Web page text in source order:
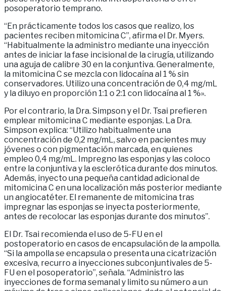
posoperatorio temprano.
“En prácticamente todos los casos que realizo, los
pacientes reciben mitomicina C”, afirma el Dr. Myers.
“Habitualmente la administro mediante una inyección
antes de iniciar la fase incisional de la cirugía, utilizando
una aguja de calibre 30 en la conjuntiva. Generalmente,
la mitomicina C se mezcla con lidocaína al 1 % sin
conservadores. Utilizo una concentración de 0,4 mg/mL
y la diluyo en proporción 1:1 o 2:1 con lidocaína al 1 %».
Por el contrario, la Dra. Simpson y el Dr. Tsai prefieren
emplear mitomicina C mediante esponjas. La Dra.
Simpson explica: “Utilizo habitualmente una
concentración de 0,2 mg/mL, salvo en pacientes muy
jóvenes o con pigmentación marcada, en quienes
empleo 0,4 mg/mL. Impregno las esponjas y las coloco
entre la conjuntiva y la esclerótica durante dos minutos.
Además, inyecto una pequeña cantidad adicional de
mitomicina C en una localización más posterior mediante
un angiocatéter. El remanente de mitomicina tras
impregnar las esponjas se inyecta posteriormente,
antes de recolocar las esponjas durante dos minutos”.
El Dr. Tsai recomienda el uso de 5-FU en el
postoperatorio en casos de encapsulación de la ampolla.
“Si la ampolla se encapsula o presenta una cicatrización
excesiva, recurro a inyecciones subconjuntivales de 5-
FU en el posoperatorio”, señala. “Administro las
inyecciones de forma semanal y limito su número a un